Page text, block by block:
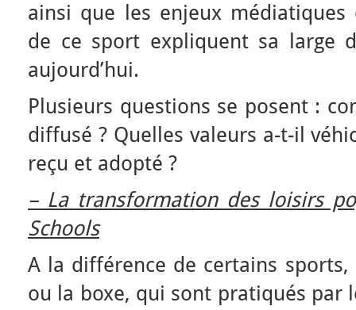
ainsi que les enjeux médiatiques
de ce sport expliquent sa large
aujourd’hui.
Plusieurs questions se posent :
diffusé ? Quelles valeurs a-t-il
reçu et adopté ?
– La transformation des loisirs
Schools
A la différence de certains
ou la boxe, qui sont pratiqués par